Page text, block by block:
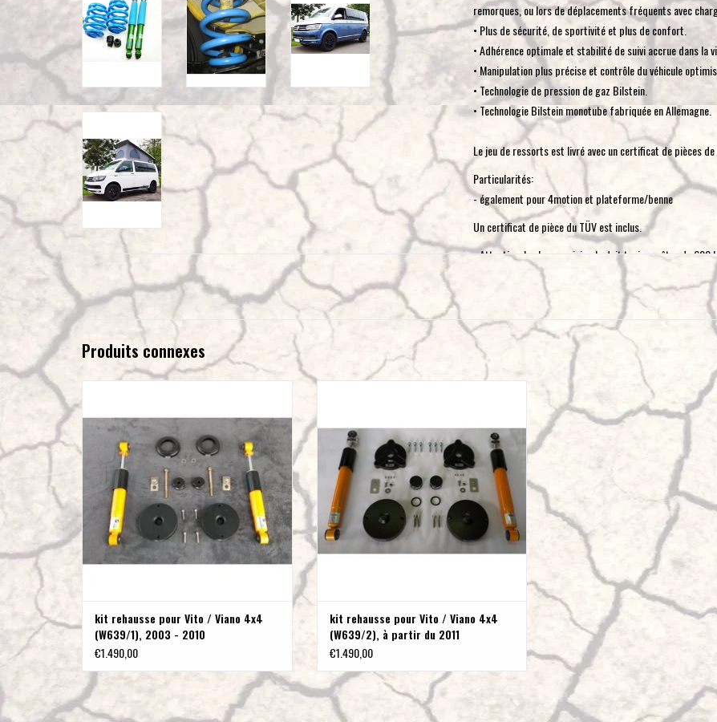
remorques, ou lors de déplacements fréquents avec
• Plus de sécurité, de sportivité et plus de confort.
• Adhérence optimale et stabilité de suivi accrue dans la
• Manipulation plus précise et contrôle du véhicule
• Technologie de pression de gaz Bilstein.
• Technologie Bilstein monotube fabriquée en Allemagne.
Le jeu de ressorts est livré avec un certificat de pièces de
Particularités:
- également pour 4motion et plateforme/benne
Un certificat de pièce du TÜV est inclus.
- Attention, la charge minimale doit toujours être de 600
- Attention, la charge maximale sur l'essieu arrière doit
Produits connexes
Rehausse d’environ 30 mm.
AJOUTER AU PANIER
kit rehausse pour Vito / Viano 4x4
(W639/1), 2003 - 2010
€1.490,00
AJOUTER AU PANIER
kit rehausse pour Vito / Viano 4x4
(W639/2), à partir du 2011
€1.490,00